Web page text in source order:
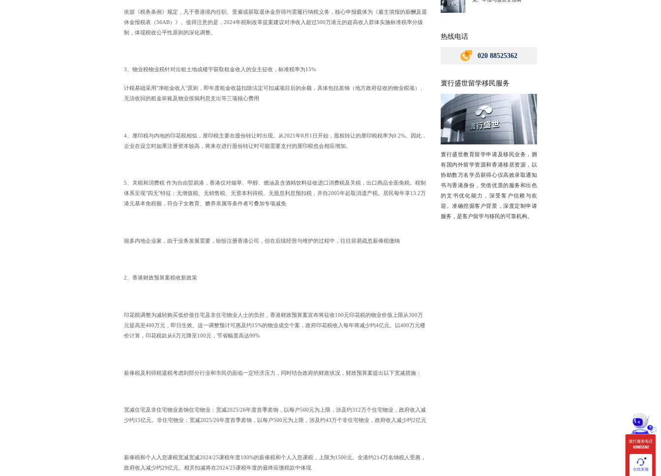
依据《税务条例》规定，凡于香港境内任职、受雇或获取退休金所得均需履行纳税义务，核心申报载体为《雇主填报的薪酬及退
休金报税表（56AB）》。值得注意的是，2024年税制改革提案建议对净收入超过500万港元的超高收入群体实施标准税率分级
制，体现税收公平性原则的深化调整。
3、物业税物业税针对出租土地或楼宇获取租金收入的业主征收，标准税率为15%
计税基础采用"净租金收入"原则，即年度租金收益扣除法定可扣减项目后的余额，具体包括差饷（地方政府征收的物业税项）、
无法收回的租金坏账及物业按揭利息支出等三项核心费用
4、厘印税与内地的印花税相似，厘印税主要在股份转让时出现。从2021年8月1日开始，股权转让的厘印税税率为0.2%。因此，
企业在设立时如果注册资本较高，将来在进行股份转让时可能需要支付的厘印税也会相应增加。
5、关税和消费税 作为自由贸易港，香港仅对烟草、甲醇、燃油及含酒精饮料征收进口消费税及关税，出口商品全面免税。税制
体系呈现"四无"特征：无增值税、无销售税、无资本利得税、无股息利息预扣税，并自2005年起取消遗产税。居民每年享13.2万
港元基本免税额，符合子女教育、赡养亲属等条件者可叠加专项减免
很多内地企业家，由于业务发展需要，纷纷注册香港公司，但在后续经营与维护的过程中，往往容易疏忽薪俸税缴纳
2、香港财政预算案税收新政策
印花税调整为减轻购买低价值住宅及非住宅物业人士的负担，香港财政预算案宣布将征收100元印花税的物业价值上限从300万
元提高至400万元，即日生效。这一调整预计可惠及约15%的物业成交个案，政府印花税收入每年将减少约4亿元。以400万元楼
价计算，印花税款从6万元降至100元，节省幅度高达99%
薪俸税及利得税退税考虑到部分行业和市民仍面临一定经济压力，同时结合政府的财政状况，财政预算案提出以下宽减措施：
宽减住宅及非住宅物业差饷住宅物业：宽减2025/26年度首季差饷，以每户500元为上限，涉及约312万个住宅物业，政府收入减
少约15亿元。非住宅物业：宽减2025/26年度首季差饷，以每户500元为上限，涉及约43万个非住宅物业，政府收入减少约2亿元
薪俸税和个人入息课税宽减宽减2024/25课税年度100%的薪俸税和个人入息课税，上限为1500元。全港约214万名纳税人受惠，
政府收入减少约29亿元。相关扣减将在2024/25课税年度的最终应缴税款中体现
热线电话
020 88525362
寰行盛世留学移民服务
寰行盛世教育留学申请及移民业务，拥
有国内外留学资源和香港移居资源，以
协助数万名学员获得心仪高效录取通知
书与香港身份，凭借优质的服务和出色
的文书优化能力，深受客户信赖与欢
迎。准确挖掘客户背景，深度定制申请
服务，是客户留学与移民的可靠机构。
拨打服务电话
020 88525362
在线客服